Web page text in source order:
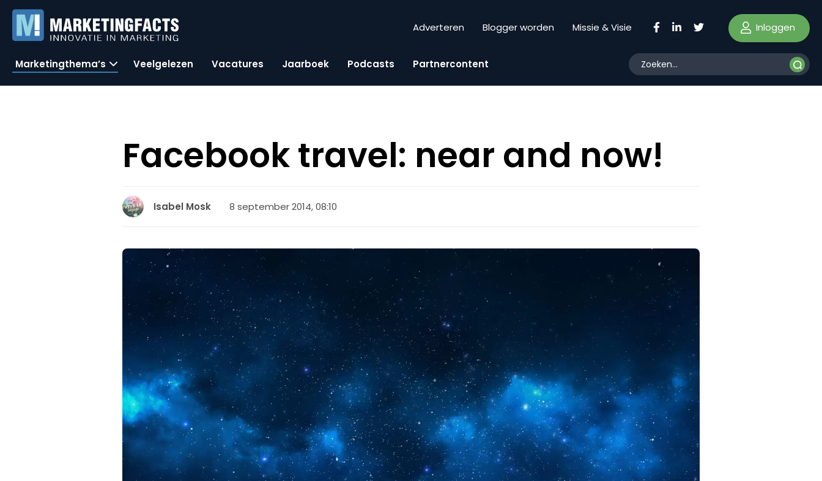
Adverteren Blogger worden Missie & Visie Inloggen
Marketingthema’s Veelgelezen Vacatures Jaarboek Podcasts Partnercontent
Facebook travel: near and now!
Isabel Mosk 8 september 2014, 08:10